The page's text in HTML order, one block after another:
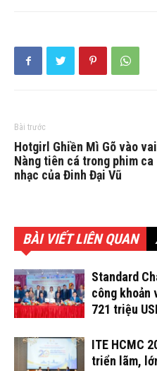
Bài trước
Hotgirl Ghiền Mì Gõ vào vai
Nàng tiên cá trong phim ca
nhạc của Đinh Đại Vũ
BÀI VIẾT LIÊN QUAN
Standard
công khoản
721 triệu
ITE HCMC
triển lãm,